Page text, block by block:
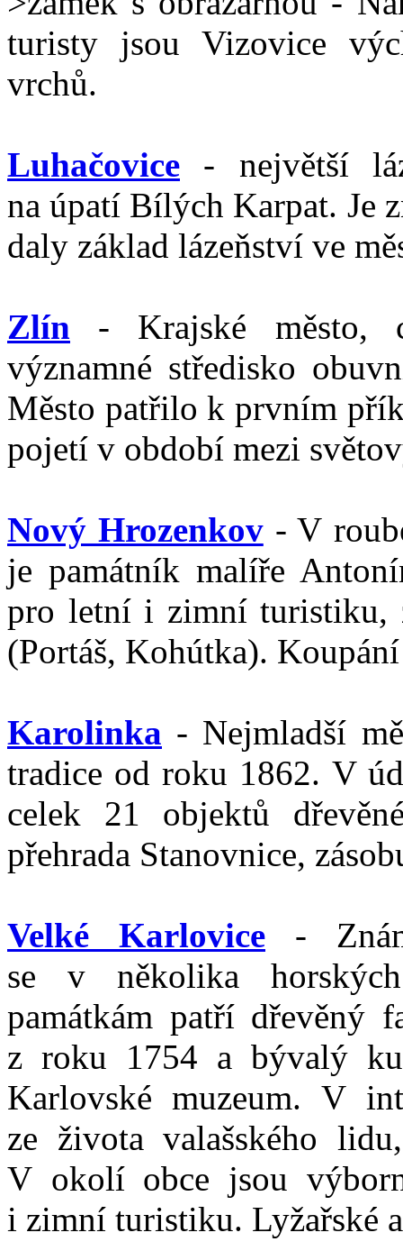
turisty jsou Vizovice
vrchů.
Luhačovice - největší
na úpatí Bílých Karpat. Je
daly základ lázeňství ve
Zlín - Krajské město,
významné středisko
Město patřilo k prvním
pojetí v období mezi
Nový Hrozenkov- V
je památník malíře
pro letní i zimní turistiku,
(Portáš, Kohútka).
Karolinka - Nejmladší
tradice od roku 1862. V
celek 21 objektů
přehrada Stanovnice,
Velké Karlovice -
se v několika
památkám patří dřevěný
z roku 1754 a bývalý
Karlovské muzeum. V
ze života valašského
V okolí obce jsou
i zimní turistiku. Lyžařské